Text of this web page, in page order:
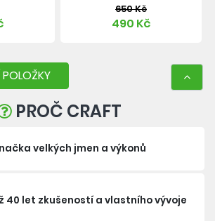
650 Kč
490 Kč
PROČ CRAFT
velkých jmen a výkonů
40 let zkušeností a vlastního vývoje